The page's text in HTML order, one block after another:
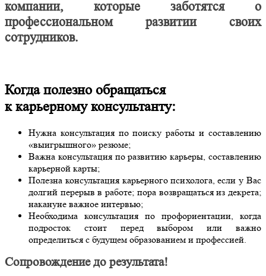
компании, которые заботятся о
профессиональном развитии своих
сотрудников.
Когда полезно обращаться
к карьерному консультанту:
Нужна консультация по поиску работы и составлению
«выигрышного» резюме;
Важна консультация по развитию карьеры, составлению
карьерной карты;
Полезна консультация карьерного психолога, если у Вас
долгий перерыв в работе; пора возвращаться из декрета;
накануне важное интервью;
Необходима консультация по профориентации, когда
подросток стоит перед выбором или важно
определиться с будущем образованием и профессией.
Сопровождение до результата!